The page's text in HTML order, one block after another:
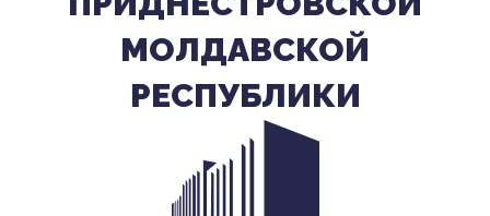
МОЛДАВСКОЙ
РЕСПУБЛИКИ